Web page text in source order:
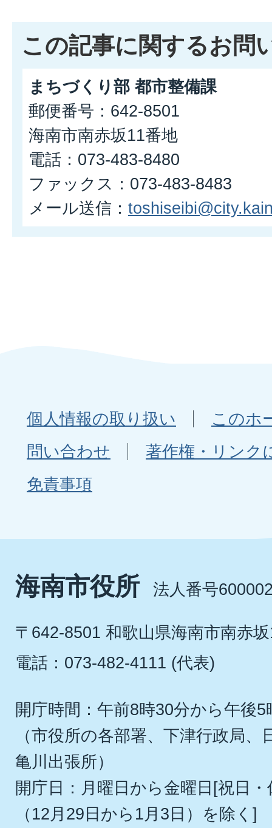
この記事に関するお問
まちづくり部 都市整備課
郵便番号：642-8501
海南市南赤坂11番地
電話：073-483-8480
ファックス：073-483-8483
メール送信：
個人情報の取り扱い
このホ
問い合わせ
著作権・リンク
免責事項
海南市役所 法人番号
〒642-8501 和歌山県海南市南赤
電話：073-482-4111 (代表)
開庁時間：午前8時30分から午後5
（市役所の各部署、下津行政局
亀川出張所）
開庁日：月曜日から金曜日[祝日
（12月29日から1月3日）を除く]